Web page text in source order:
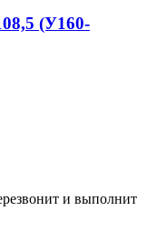
(У160-
и выполнит